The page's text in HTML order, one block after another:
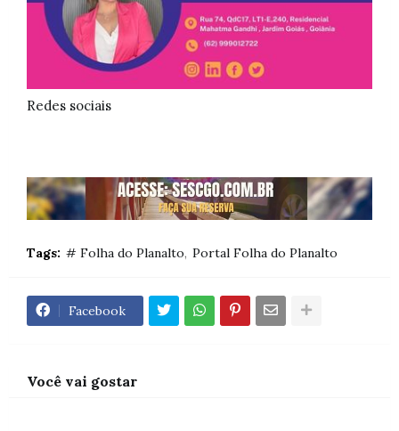
Redes sociais
Tags: # Folha do Planalto Portal Folha do Planalto
Facebook
Você vai gostar